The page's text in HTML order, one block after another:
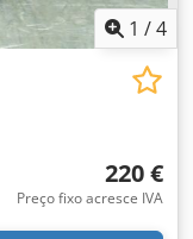
1 /4
220 €
Preço fixo acresce IVA